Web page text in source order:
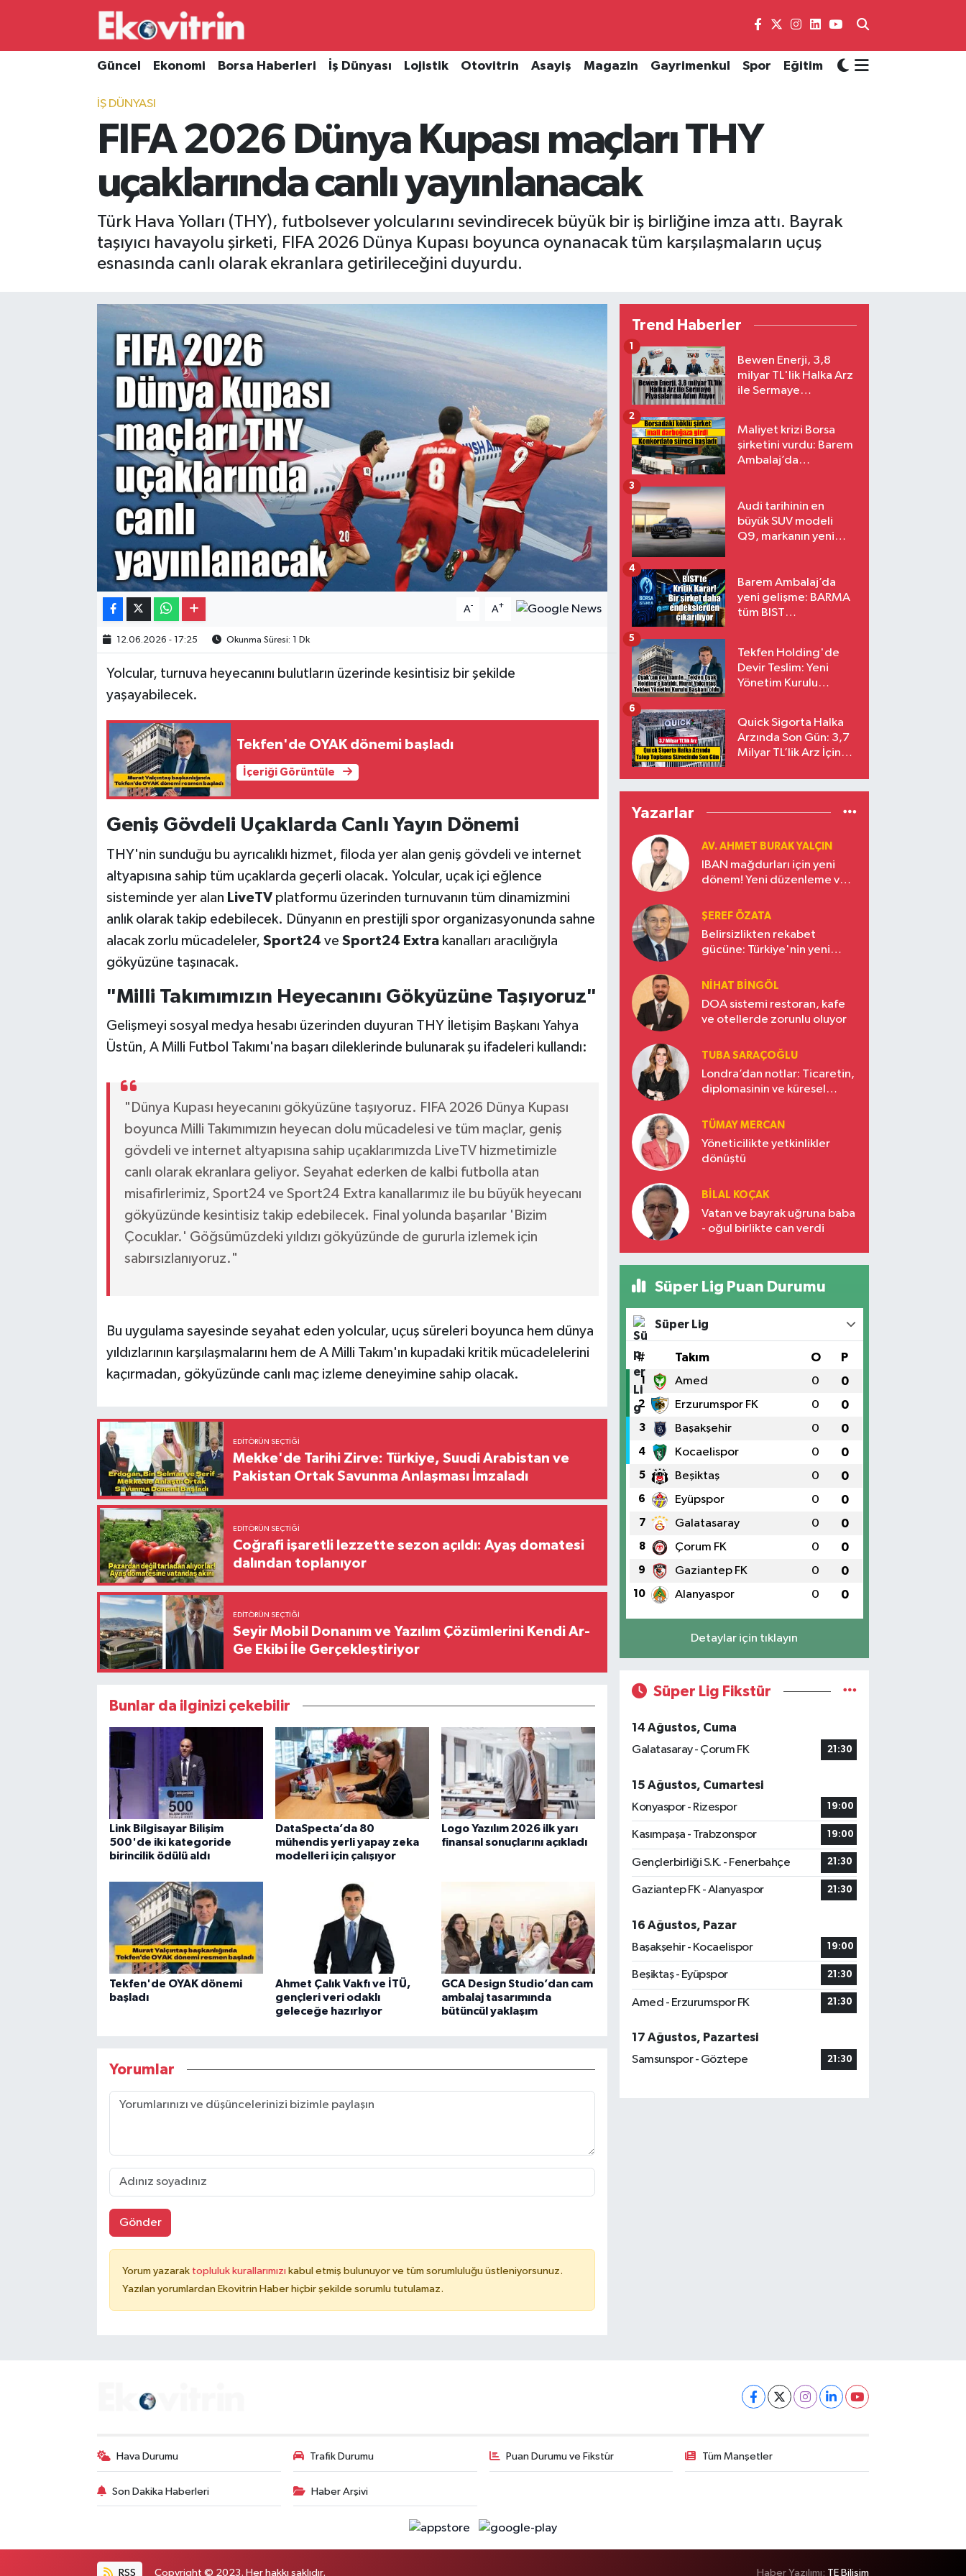
Güncel Ekonomi Borsa Haberleri İş Dünyası Lojistik Otovitrin Asayiş Magazin Gayrimenkul Spor Eğitim
İŞ DÜNYASI
FIFA 2026 Dünya Kupası maçları THY
uçaklarında canlı yayınlanacak
Türk Hava Yolları (THY), futbolsever yolcularını sevindirecek büyük bir iş birliğine imza attı. Bayrak
taşıyıcı havayolu şirketi, FIFA 2026 Dünya Kupası boyunca oynanacak tüm karşılaşmaların uçuş
esnasında canlı olarak ekranlara getirileceğini duyurdu.
A- A+
12.06.2026 - 17:25 Okunma Süresi: 1 Dk
Yolcular, turnuva heyecanını bulutların üzerinde kesintisiz bir şekilde
yaşayabilecek.
Tekfen'de OYAK dönemi başladı
İçeriği Görüntüle
Geniş Gövdeli Uçaklarda Canlı Yayın Dönemi
THY'nin sunduğu bu ayrıcalıklı hizmet, filoda yer alan geniş gövdeli ve internet
altyapısına sahip tüm uçaklarda geçerli olacak. Yolcular, uçak içi eğlence
sisteminde yer alan LiveTVplatformu üzerinden turnuvanın tüm dinamizmini
anlık olarak takip edebilecek. Dünyanın en prestijli spor organizasyonunda sahne
alacak zorlu mücadeleler, Sport24 ve Sport24 Extrakanalları aracılığıyla
gökyüzüne taşınacak.
"Milli Takımımızın Heyecanını Gökyüzüne Taşıyoruz"
Gelişmeyi sosyal medya hesabı üzerinden duyuran THY İletişim Başkanı Yahya
Üstün, A Milli Futbol Takımı'na başarı dileklerinde bulunarak şu ifadeleri kullandı:
"Dünya Kupası heyecanını gökyüzüne taşıyoruz. FIFA 2026 Dünya Kupası
boyunca Milli Takımımızın heyecan dolu mücadelesi ve tüm maçlar, geniş
gövdeli ve internet altyapısına sahip uçaklarımızda LiveTV hizmetimizle
canlı olarak ekranlara geliyor. Seyahat ederken de kalbi futbolla atan
misafirlerimiz, Sport24 ve Sport24 Extra kanallarımız ile bu büyük heyecanı
gökyüzünde kesintisiz takip edebilecek. Final yolunda başarılar 'Bizim
Çocuklar.' Göğsümüzdeki yıldızı gökyüzünde de gururla izlemek için
sabırsızlanıyoruz."
Bu uygulama sayesinde seyahat eden yolcular, uçuş süreleri boyunca hem dünya
yıldızlarının karşılaşmalarını hem de A Milli Takım'ın kupadaki kritik mücadelelerini
kaçırmadan, gökyüzünde canlı maç izleme deneyimine sahip olacak.
EDITÖRÜN SEÇTIĞI
Mekke'de Tarihi Zirve: Türkiye, Suudi Arabistan ve
Pakistan Ortak Savunma Anlaşması İmzaladı
EDITÖRÜN SEÇTIĞI
Coğrafi işaretli lezzette sezon açıldı: Ayaş domatesi
dalından toplanıyor
EDITÖRÜN SEÇTIĞI
Seyir Mobil Donanım ve Yazılım Çözümlerini Kendi Ar-
Ge Ekibi İle Gerçekleştiriyor
Bunlar da ilginizi çekebilir
Link Bilgisayar Bilişim
500'de iki kategoride
birincilik ödülü aldı
DataSpecta’da 80
mühendis yerli yapay zeka
modelleri için çalışıyor
Logo Yazılım 2026 ilk yarı
finansal sonuçlarını açıkladı
Tekfen'de OYAK dönemi
başladı
Ahmet Çalık Vakfı ve İTÜ,
gençleri veri odaklı
geleceğe hazırlıyor
GCA Design Studio’dan cam
ambalaj tasarımında
bütüncül yaklaşım
Yorumlar
Gönder
Yorum yazarak topluluk kurallarımızı kabul etmiş bulunuyor ve tüm sorumluluğu üstleniyorsunuz.
Yazılan yorumlardan Ekovitrin Haber hiçbir şekilde sorumlu tutulamaz.
Trend Haberler
Bewen Enerji, 3,8
milyar TL'lik Halka Arz
ile Sermaye
1
Maliyet krizi Borsa
şirketini vurdu: Barem
Ambalaj’da
2
Audi tarihinin en
büyük SUV modeli
Q9, markanın yeni
3
Barem Ambalaj’da
yeni gelişme: BARMA
tüm BIST
4
Tekfen Holding'de
Devir Teslim: Yeni
Yönetim Kurulu
5
Quick Sigorta Halka
Arzında Son Gün: 3,7
Milyar TL’lik Arz İçin
Eriyor
6
Yazarlar
AV. AHMET BURAK YALÇIN
IBAN mağdurları için yeni
dönem! Yeni düzenleme ve
ŞEREF ÖZATA
Belirsizlikten rekabet
gücüne: Türkiye'nin yeni
NIHAT BINGÖL
DOA sistemi restoran, kafe
ve otellerde zorunlu oluyor
TUBA SARAÇOĞLU
Londra’dan notlar: Ticaretin,
diplomasinin ve küresel
Türkiye’nin yükselen gücü
TÜMAY MERCAN
Yöneticilikte yetkinlikler
dönüştü
BILAL KOÇAK
Vatan ve bayrak uğruna baba
- oğul birlikte can verdi
Süper Lig Puan Durumu
Süper Lig
# Takım O P
1 Amed 0 0
2 Erzurumspor FK 0 0
3 Başakşehir 0 0
4 Kocaelispor 0 0
5 Beşiktaş 0 0
6 Eyüpspor 0 0
7 Galatasaray 0 0
8 Çorum FK 0 0
9 Gaziantep FK 0 0
10 Alanyaspor 0 0
Detaylar için tıklayın
Süper Lig Fikstür
14 Ağustos, Cuma
Galatasaray - Çorum FK
21:30
15 Ağustos, Cumartesi
Konyaspor - Rizespor
19:00
Kasımpaşa - Trabzonspor 19:00
Gençlerbirliği S.K. - Fenerbahçe 21:30
Gaziantep FK - Alanyaspor 21:30
16 Ağustos, Pazar
Başakşehir - Kocaelispor
19:00
Beşiktaş - Eyüpspor 21:30
Amed - Erzurumspor FK 21:30
17 Ağustos, Pazartesi
Samsunspor - Göztepe
21:30
Hava Durumu Trafik Durumu Puan Durumu ve Fikstür Tüm Manşetler
Son Dakika Haberleri Haber Arşivi
RSS Copyright © 2023. Her hakkı saklıdır. Haber Yazılımı: TE Bilişim
Güncel
Borsa Haberleri
Hava Durumu
Süper Lig Puan Durumu ve Fikstür
Son Dakika Haberleri
Haber Arşivi